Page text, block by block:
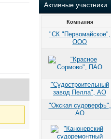
Активные участники
Компания
"СК "Первомайское",
ООО
"Судостроительный
завод Пелла", АО
"Окская судоверфь",
АО